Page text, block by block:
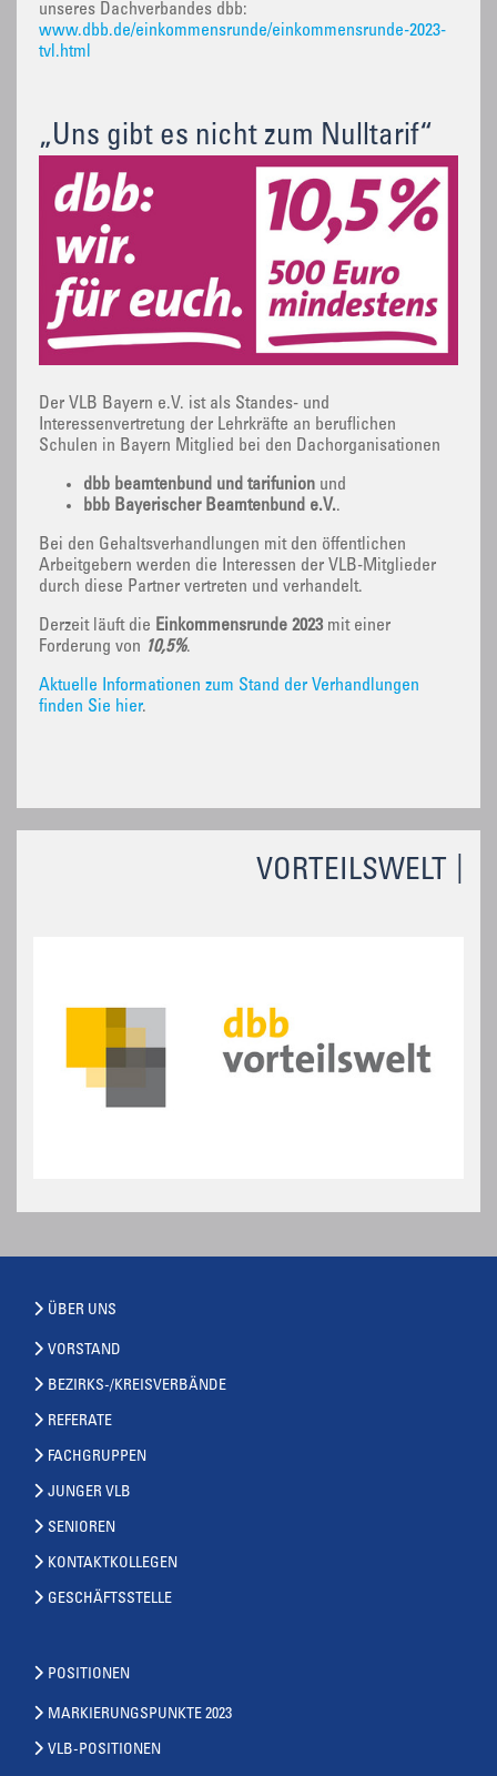
VORTEILSWELT
unseres Dachverbandes dbb:
www.dbb.de/einkommensrunde/einkommensrunde-2023-
tvl.html
„Uns gibt es nicht zum Nulltarif“
Der VLB Bayern e.V. ist als Standes- und
Interessenvertretung der Lehrkräfte an beruflichen
Schulen in Bayern Mitglied bei den Dachorganisationen
dbb beamtenbund und tarifunion und
bbb Bayerischer Beamtenbund e.V..
Bei den Gehaltsverhandlungen mit den öffentlichen
Arbeitgebern werden die Interessen der VLB-Mitglieder
durch diese Partner vertreten und verhandelt.
Derzeit läuft die Einkommensrunde 2023mit einer
Forderung von 10,5%.
Aktuelle Informationen zum Stand der Verhandlungen
finden Sie hier.
ÜBER UNS
VORSTAND
BEZIRKS-/KREISVERBÄNDE
REFERATE
FACHGRUPPEN
JUNGER VLB
SENIOREN
KONTAKTKOLLEGEN
GESCHÄFTSSTELLE
POSITIONEN
MARKIERUNGSPUNKTE 2023
VLB-POSITIONEN